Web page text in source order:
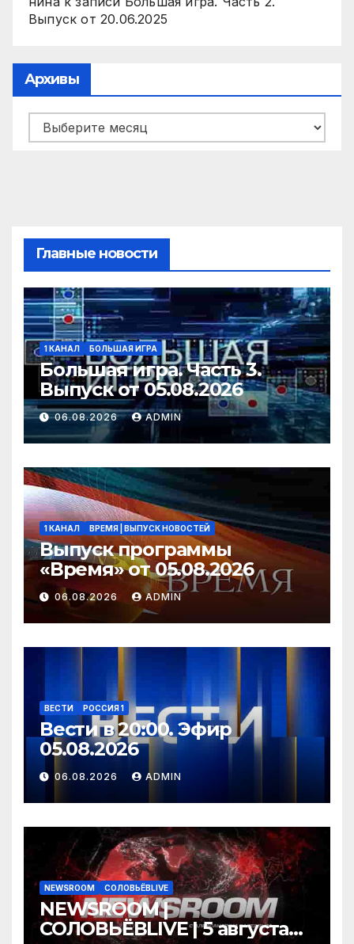
Выпуск от 20.06.2025
Архивы
Архивы
Главные новости
1 КАНАЛ БОЛЬШАЯ ИГРА
Большая игра. Часть 3.
Выпуск от 05.08.2026
06.08.2026 ADMIN
1 КАНАЛ ВРЕМЯ | ВЫПУСК НОВОСТЕЙ
Выпуск программы
«Время» от 05.08.2026
06.08.2026 ADMIN
ВЕСТИ РОССИЯ 1
Вести в 20:00. Эфир
05.08.2026
06.08.2026 ADMIN
NEWSROOM СОЛОВЬЁВLIVE
NEWSROOM |
СОЛОВЬЁВLIVE | 5 августа